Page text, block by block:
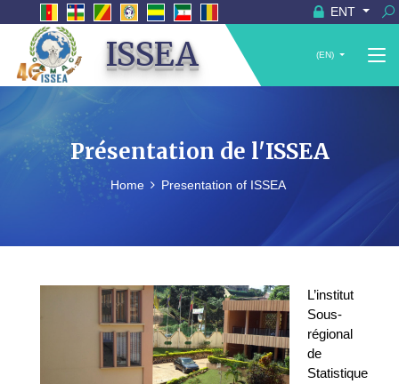
ENT
ISSEA (EN)
Présentation de l'ISSEA
Home Presentation of ISSEA
L’institut
Sous-
régional
de
Statistique